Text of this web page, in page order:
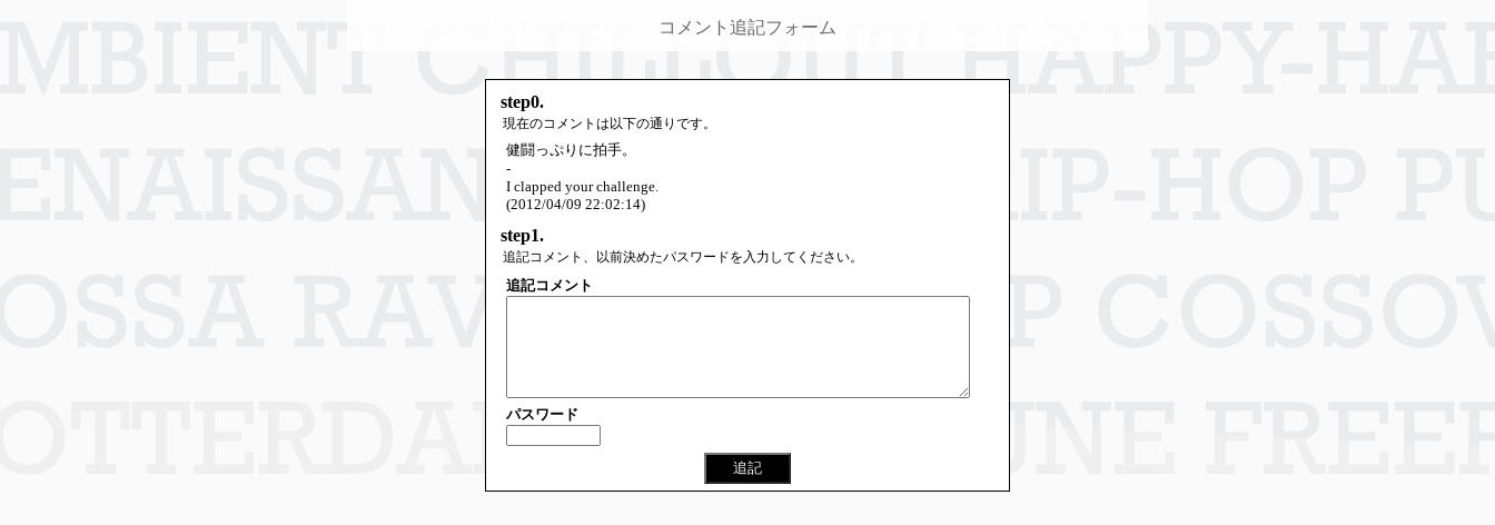
コメント追記フォーム
step0.
現在のコメントは以下の通りです。
健闘っぷりに拍手。
-
I clapped your challenge.
(2012/04/09 22:02:14)
step1.
追記コメント、以前決めたパスワードを入力してください。
追記コメント
パスワード
追記